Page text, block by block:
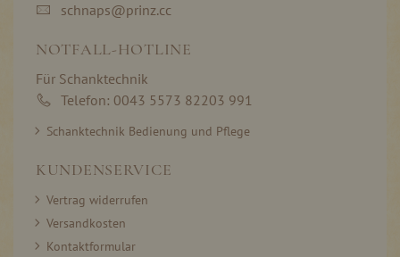
schnaps@prinz.cc
NOTFALL-HOTLINE
Für Schanktechnik
Telefon: 0043 5573 82203 991
Schanktechnik Bedienung und Pflege
KUNDENSERVICE
Vertrag widerrufen
Versandkosten
Kontaktformular